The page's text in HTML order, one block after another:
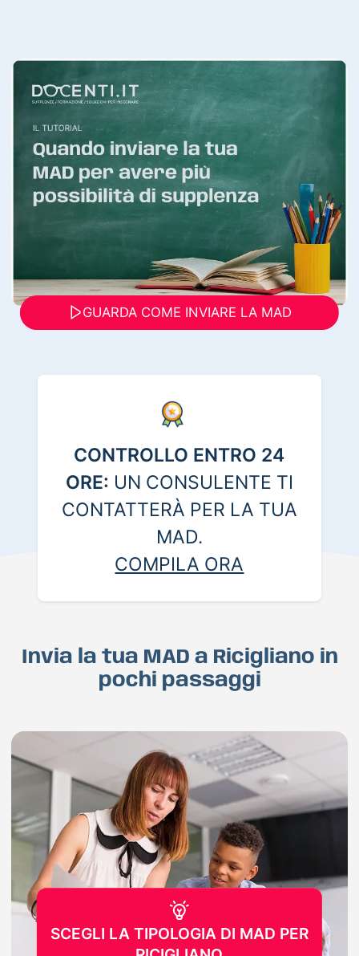
GUARDA COME INVIARE LA MAD
CONTROLLO ENTRO 24
ORE: UN CONSULENTE TI
CONTATTERÀ PER LA TUA
MAD.
COMPILA ORA
Invia la tua MAD a Ricigliano in
pochi passaggi
SCEGLI LA TIPOLOGIA DI MAD PER